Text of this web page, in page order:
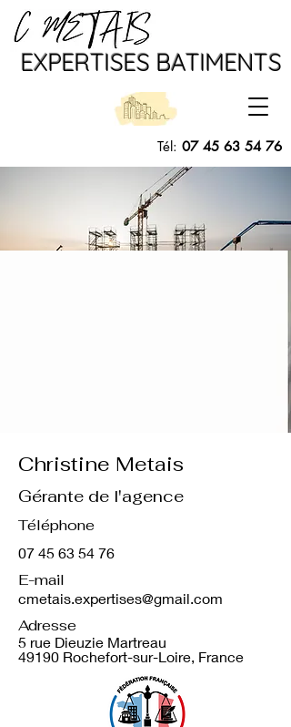
EXPERTISES BATIMENTS
Tél: 07 45 63 54 76
Christine Metais
Gérante de l'agence
Téléphone
07 45 63 54 76
E-mail
cmetais.expertises@gmail.com
Adresse
5 rue Dieuzie Martreau
49190 Rochefort-sur-Loire, France